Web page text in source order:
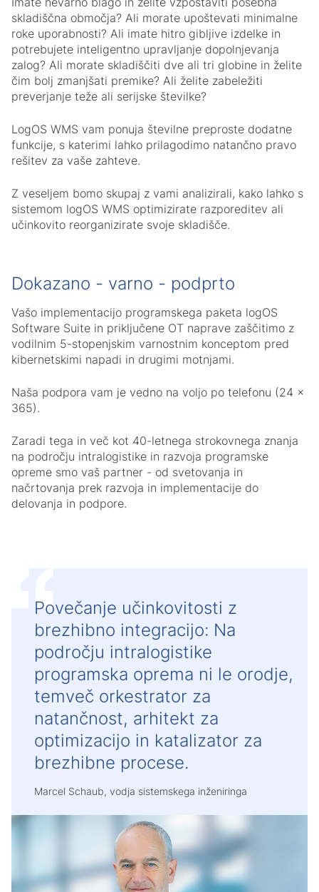
skladiščna območja? Ali morate upoštevati minimalne
roke uporabnosti? Ali imate hitro gibljive izdelke in
potrebujete inteligentno upravljanje dopolnjevanja
zalog? Ali morate skladiščiti dve ali tri globine in želite
čim bolj zmanjšati premike? Ali želite zabeležiti
preverjanje teže ali serijske številke?
LogOS WMS vam ponuja številne preproste dodatne
funkcije, s katerimi lahko prilagodimo natančno pravo
rešitev za vaše zahteve.
Z veseljem bomo skupaj z vami analizirali, kako lahko s
sistemom logOS WMS optimizirate razporeditev ali
učinkovito reorganizirate svoje skladišče.
Dokazano - varno - podprto
Vašo implementacijo programskega paketa logOS
Software Suite in priključene OT naprave zaščitimo z
vodilnim 5-stopenjskim varnostnim konceptom pred
kibernetskimi napadi in drugimi motnjami.
Naša podpora vam je vedno na voljo po telefonu (24 x
365).
Zaradi tega in več kot 40-letnega strokovnega znanja
na področju intralogistike in razvoja programske
opreme smo vaš partner - od svetovanja in
načrtovanja prek razvoja in implementacije do
delovanja in podpore.
Povečanje učinkovitosti z
brezhibno integracijo: Na
področju intralogistike
programska oprema ni le orodje,
temveč orkestrator za
natančnost, arhitekt za
optimizacijo in katalizator za
brezhibne procese.
Marcel Schaub, vodja sistemskega inženiringa